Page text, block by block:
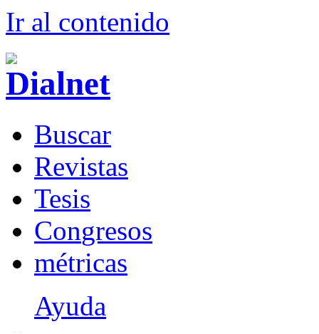
Ir al contenido
Buscar
Revistas
Tesis
Congresos
métricas
Ayuda